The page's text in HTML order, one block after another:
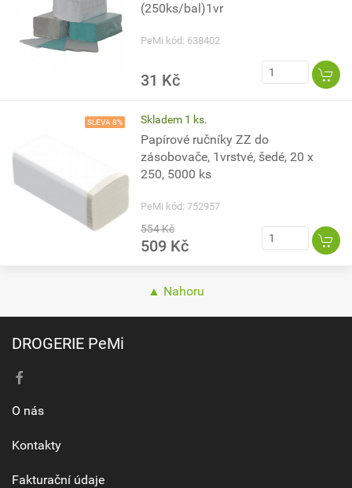
(250ks/bal)1vr
PeMi kód: 638402
31 Kč
SLEVA 8% Skladem 1 ks.
Papírové ručníky ZZ do
zásobovače, 1vrstvé, šedé, 20 x
250, 5000 ks
PeMi kód: 752957
554 Kč
509 Kč
▲ Nahoru
DROGERIE PeMi
O nás
Kontakty
Fakturační údaje